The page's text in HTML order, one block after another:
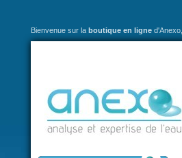
Bienvenue sur la boutique en ligne d'Anexo,